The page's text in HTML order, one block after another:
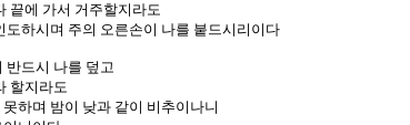
끝에 가서 거주할지라도
도하시며 주의 오른손이 나를 붙드시리이다
반드시 나를 덮고
할지라도
하며 밤이 낮과 같이 비추이나니